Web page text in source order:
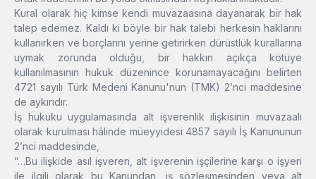
Kural olarak hiç kimse kendi muvazaasına dayanarak bir hak
talep edemez. Kaldı ki böyle bir hak talebi herkesin haklarını
kullanırken ve borçlarını yerine getirirken dürüstlük kurallarına
uymak zorunda olduğu, bir hakkın açıkça kötüye
kullanılmasının hukuk düzenince korunamayacağını belirten
4721 sayılı Türk Medeni Kanunu'nun (TMK) 2’nci maddesine
de aykırıdır.
İş hukuku uygulamasında alt işverenlik ilişkisinin muvazaalı
olarak kurulması hâlinde müeyyidesi 4857 sayılı İş Kanununun
2’nci maddesinde,
“…Bu ilişkide asıl işveren, alt işverenin işçilerine karşı o işyeri
ile ilgili olarak bu Kanundan, iş sözleşmesinden veya alt